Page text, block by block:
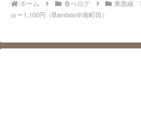
ホーム 食べログ 東急線
ゅー1,100円（Bamboo＠南町田）